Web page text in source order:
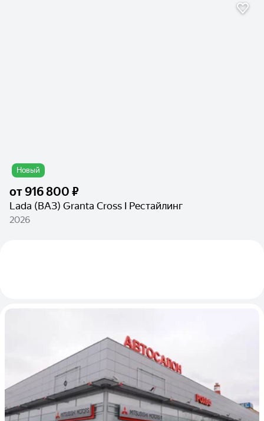
Новый
от916 800 ₽
Lada (ВАЗ) Granta Cross I Рестайлинг
2026